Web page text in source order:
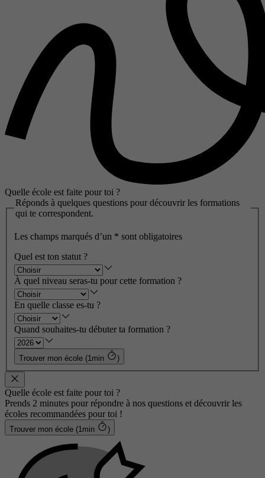
Quelle école est faite pour toi ?
Réponds à quelques questions pour découvrir les formations
qui te correspondent.
Les champs marqués d’un * sont obligatoires
Quel est ton statut ?
À quel niveau seras-tu pour cette formation ?
En quelle classe es-tu ?
Quand souhaites-tu débuter ta formation ?
Trouver mon école (1min )
Quelle école est faite pour toi ?
Prends 2 minutes pour répondre à nos questions et découvrir les
écoles recommandées pour toi !
Trouver mon école (1min )